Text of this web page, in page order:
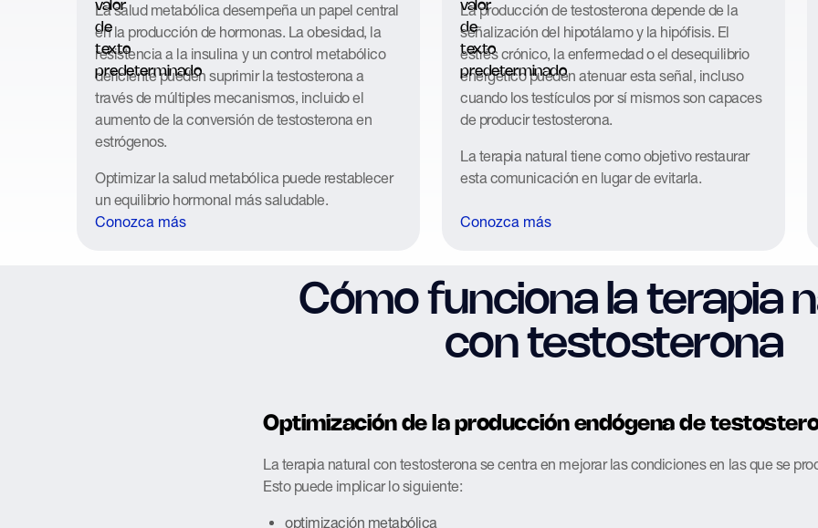
La salud metabólica desempeña un papel central
en la producción de hormonas. La obesidad, la
resistencia a la insulina y un control metabólico
deficiente pueden suprimir la testosterona a
través de múltiples mecanismos, incluido el
aumento de la conversión de testosterona en
estrógenos.
Optimizar la salud metabólica puede restablecer
un equilibrio hormonal más saludable.
Conozca más
La producción de testosterona depende de la
señalización del hipotálamo y la hipófisis. El
estrés crónico, la enfermedad o el desequilibrio
energético pueden atenuar esta señal, incluso
cuando los testículos por sí mismos son capaces
de producir testosterona.
La terapia natural tiene como objetivo restaurar
esta comunicación en lugar de evitarla.
Conozca más
Cómo funciona la terapia
con testosterona
Optimización de la producción endógena de
La terapia natural con testosterona se centra en mejorar las condiciones en las que se
Esto puede implicar lo siguiente:
optimización metabólica